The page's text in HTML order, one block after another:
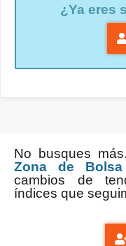
¿Ya eres
No busques
Zona de Bolsa
cambios de
índices que